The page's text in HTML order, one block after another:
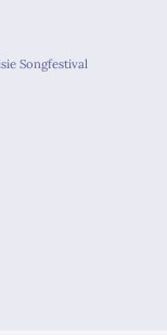
Songfestival